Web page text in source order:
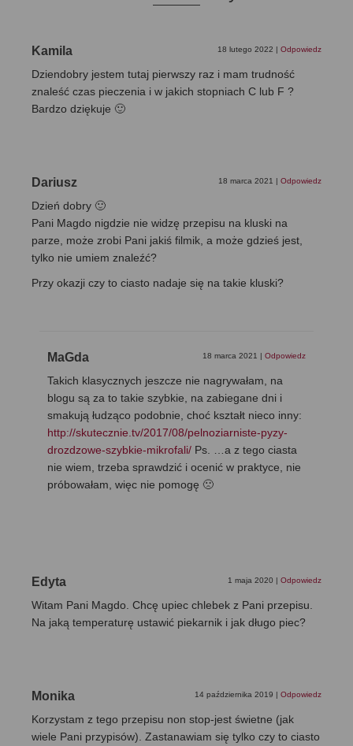
Kamila 18 lutego 2022 | Odpowiedz
Dziendobry jestem tutaj pierwszy raz i mam trudność
znaleść czas pieczenia i w jakich stopniach C lub F ?
Bardzo dziękuje 🙂
Dariusz 18 marca 2021 | Odpowiedz
Dzień dobry 🙂
Pani Magdo nigdzie nie widzę przepisu na kluski na
parze, może zrobi Pani jakiś filmik, a może gdzieś jest,
tylko nie umiem znaleźć?
Przy okazji czy to ciasto nadaje się na takie kluski?
MaGda 18 marca 2021 | Odpowiedz
Takich klasycznych jeszcze nie nagrywałam, na
blogu są za to takie szybkie, na zabiegane dni i
smakują łudząco podobnie, choć kształt nieco inny:
http://skutecznie.tv/2017/08/pelnoziarniste-pyzy-
drozdzowe-szybkie-mikrofali/ Ps. …a z tego ciasta
nie wiem, trzeba sprawdzić i ocenić w praktyce, nie
próbowałam, więc nie pomogę 🙁
Edyta 1 maja 2020 | Odpowiedz
Witam Pani Magdo. Chcę upiec chlebek z Pani przepisu.
Na jaką temperaturę ustawić piekarnik i jak długo piec?
Monika 14 października 2019 | Odpowiedz
Korzystam z tego przepisu non stop-jest świetne (jak
wiele Pani przypisów). Zastanawiam się tylko czy to ciasto